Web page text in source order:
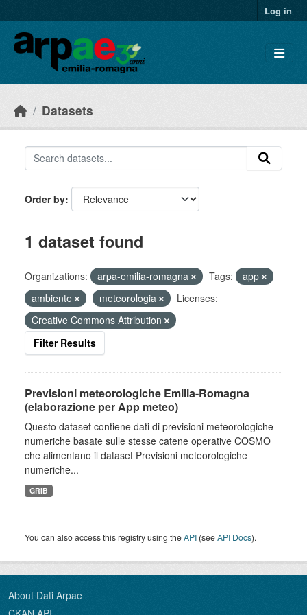
Log in
Datasets
Order by
1 dataset found
Organizations: arpa-emilia-romagna Tags:
app
ambiente
meteorologia
Licenses:
Creative Commons Attribution
Filter Results
Previsioni meteorologiche Emilia-Romagna
(elaborazione per App meteo)
Questo dataset contiene dati di previsioni meteorologiche
numeriche basate sulle stesse catene operative COSMO
che alimentano il dataset Previsioni meteorologiche
numeriche...
GRIB
You can also access this registry using theAPI (seeAPI Docs).
About Dati Arpae